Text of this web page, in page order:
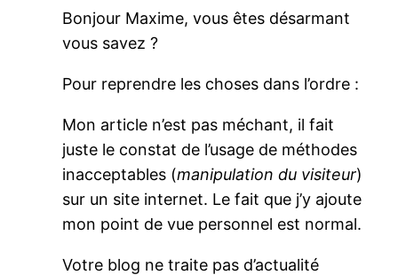
Bonjour Maxime, vous êtes désarmant
vous savez ?
Pour reprendre les choses dans l’ordre :
Mon article n’est pas méchant, il fait
juste le constat de l’usage de méthodes
inacceptables (manipulation du visiteur)
sur un site internet. Le fait que j’y ajoute
mon point de vue personnel est normal.
Votre blog ne traite pas d’actualité